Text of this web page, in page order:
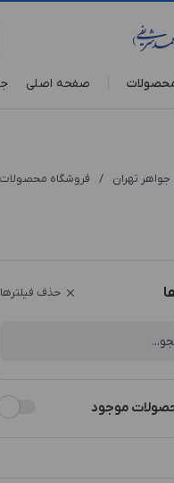
صفحه اصلی
جواهر تهران / فروشگاه محصولات
حذف فیلترها
موجود